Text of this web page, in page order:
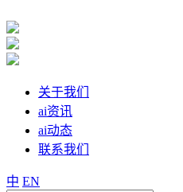
关于我们
ai资讯
ai动态
联系我们
中 EN